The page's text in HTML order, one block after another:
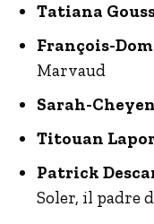
Tatiana
François-
Marvaud
Sarah-
Titouan
Patrick
Soler, il padre